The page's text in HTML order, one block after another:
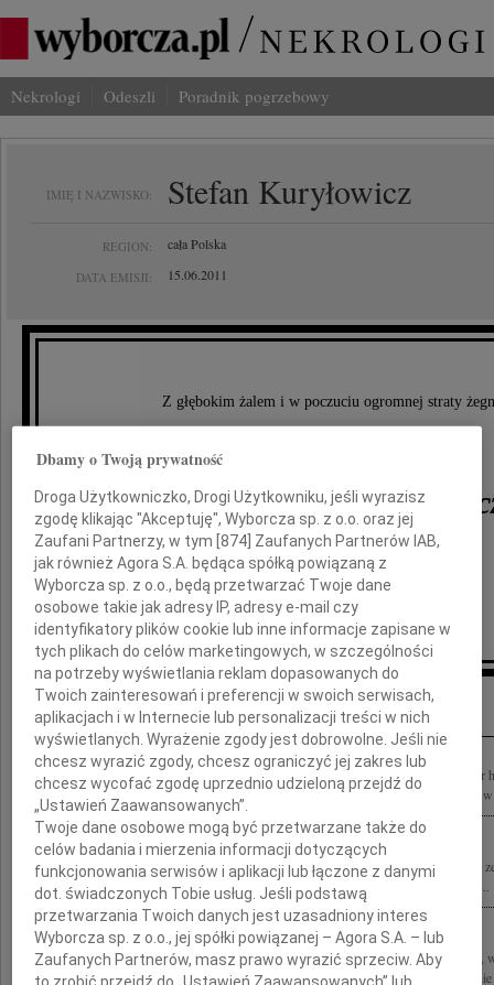
Nekrologi Odeszli Poradnik pogrzebowy
IMIĘ I NAZWISKO: Stefan Kuryłowicz
REGION: cała Polska
DATA EMISJI: 15.06.2011
Z głębokim żalem i w poczuciu ogromnej straty
prof. Stefana
Polski Związek Firm Deweloperskich
Inne kondolencje
Z prawdziwym smutkiem przyjęliśmy wiadomość o tragicznej śmierci Profesora dr
inż. arch. Jacka Syropolskiego Wszystkie wybitne projekty na długo zapadną nam
"Ona przychodzi chytrze Bez ostrzeżeń i gróźb. Krzyczy pękniętą liną, Kamieniem
wysokie, co im z Wami walczyć każe? Ryzyko, śmierć, te są zawsze tutaj w parze....
Z wielkim żalem przyjęliśmy wiadomość o tragicznej śmierci wybitnego architekta,
Konkursu Polski Cement w Architekturze prof. arch. Stefana Kuryłowicza Rodzinie
Dbamy o Twoją prywatność
Droga Użytkowniczko, Drogi Użytkowniku, jeśli wyrazisz
zgodę klikając "Akceptuję", Wyborcza sp. z o.o. oraz jej
Zaufani Partnerzy, w tym [874] Zaufanych Partnerów IAB,
jak również Agora S.A. będąca spółką powiązaną z
Wyborcza sp. z o.o., będą przetwarzać Twoje dane
osobowe takie jak adresy IP, adresy e-mail czy
identyfikatory plików cookie lub inne informacje zapisane w
tych plikach do celów marketingowych, w szczególności
na potrzeby wyświetlania reklam dopasowanych do
Twoich zainteresowań i preferencji w swoich serwisach,
aplikacjach i w Internecie lub personalizacji treści w nich
wyświetlanych. Wyrażenie zgody jest dobrowolne. Jeśli nie
chcesz wyrazić zgody, chcesz ograniczyć jej zakres lub
chcesz wycofać zgodę uprzednio udzieloną przejdź do
„Ustawień Zaawansowanych”.
Twoje dane osobowe mogą być przetwarzane także do
celów badania i mierzenia informacji dotyczących
funkcjonowania serwisów i aplikacji lub łączone z danymi
dot. świadczonych Tobie usług. Jeśli podstawą
przetwarzania Twoich danych jest uzasadniony interes
Wyborcza sp. z o.o., jej spółki powiązanej – Agora S.A. – lub
Zaufanych Partnerów, masz prawo wyrazić sprzeciw. Aby
to zrobić przejdź do „Ustawień Zaawansowanych” lub